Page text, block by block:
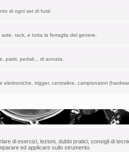
ha scritto:
questa roccia di
la parola a
1:38 am
Saluti da
6:46 pm
i forum per dare la
10:13 am
salutone ragazzi!
di ogni set di fusti
rack, e tutta la ferraglia del genere.
piatti, pedali... di annata.
elettroniche, trigger, centraline, campionatori
di esercizi, lezioni, dubbi pratici, consigli di
ed applicare sullo strumento.